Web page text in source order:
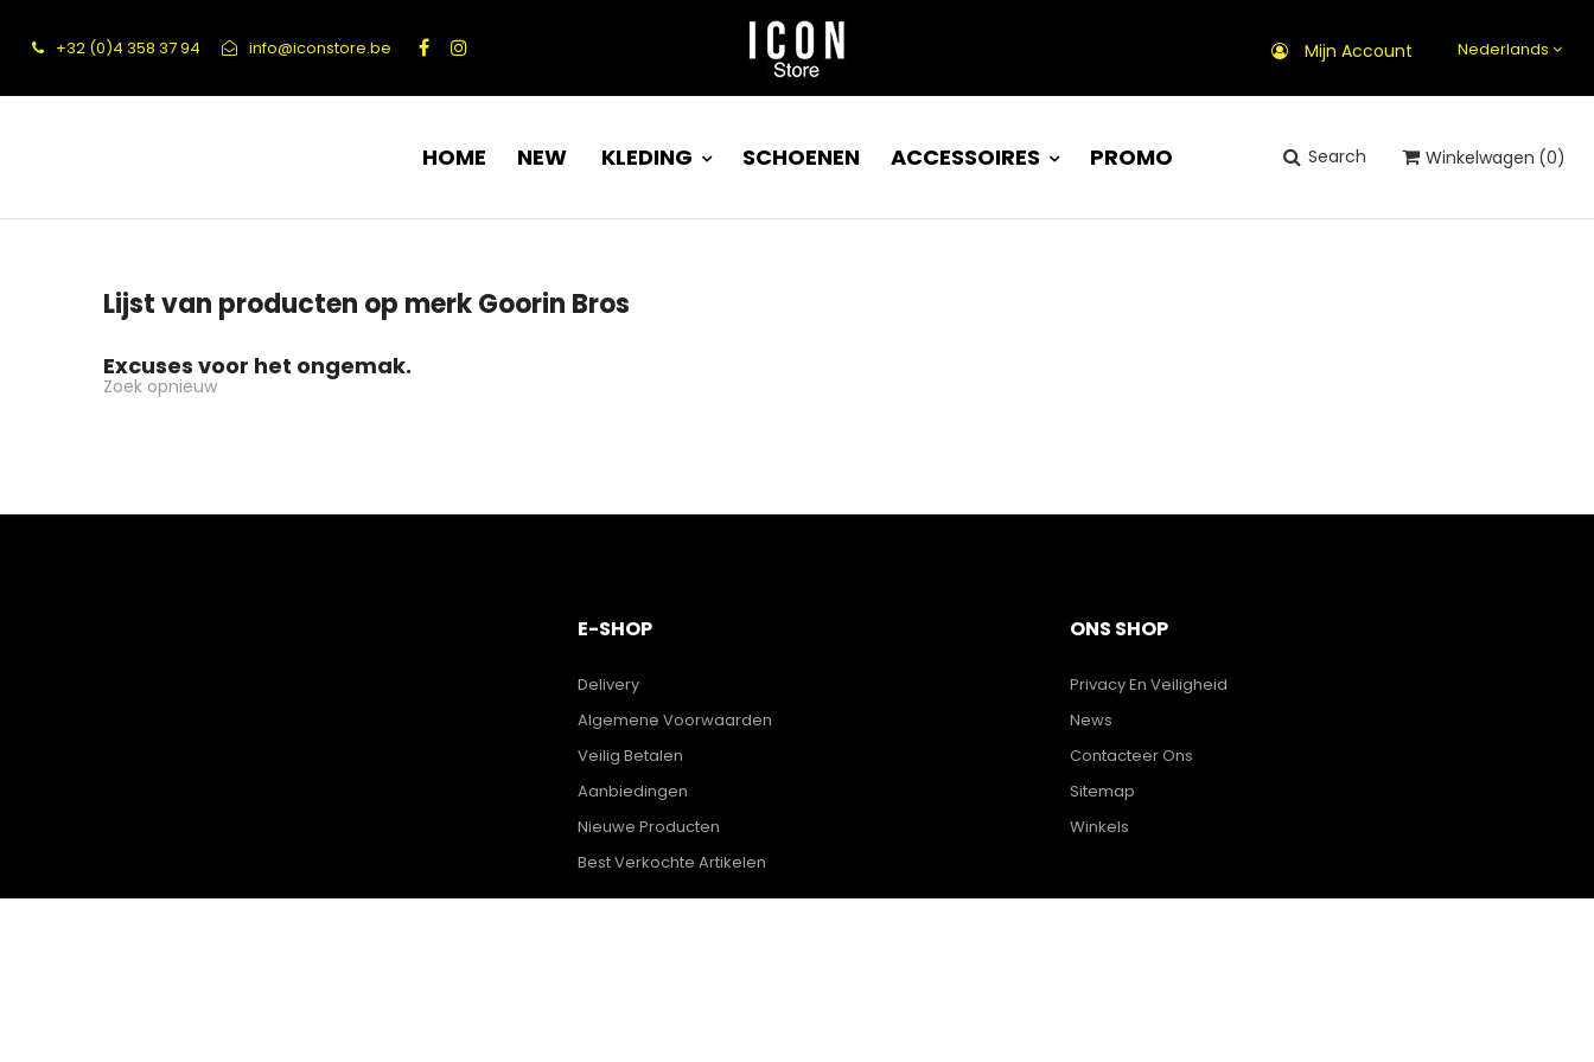
Nederlands
+32 (0)4 358 37 94 info@iconstore.be Mijn Account
HOME NEW KLEDING SCHOENEN ACCESSOIRES PROMO Winkelwagen (0)
Search
Lijst van producten op merk Goorin Bros
Excuses voor het ongemak.
Zoek opnieuw
E-SHOP
Delivery
Algemene Voorwaarden
Veilig Betalen
Aanbiedingen
Nieuwe Producten
Best Verkochte Artikelen
ONS SHOP
Privacy En Veiligheid
News
Contacteer Ons
Sitemap
Winkels